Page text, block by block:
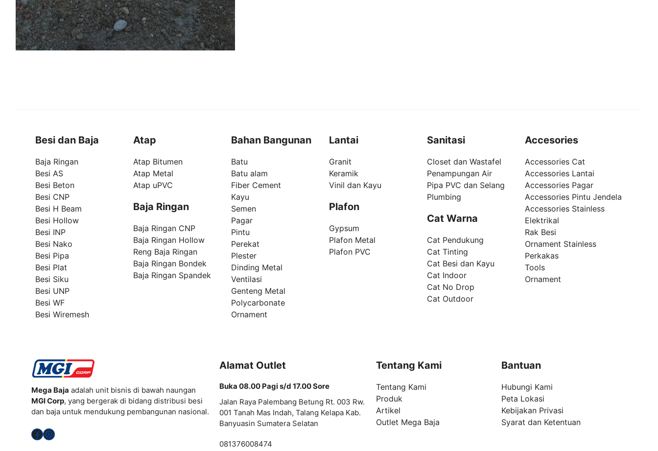
Besi dan Baja
Baja Ringan
Besi AS
Besi Beton
Besi CNP
Besi H Beam
Besi Hollow
Besi INP
Besi Nako
Besi Pipa
Besi Plat
Besi Siku
Besi UNP
Besi WF
Besi Wiremesh
Atap
Atap Bitumen
Atap Metal
Atap uPVC
Baja Ringan
Baja Ringan CNP
Baja Ringan Hollow
Reng Baja Ringan
Baja Ringan Bondek
Baja Ringan Spandek
Bahan Bangunan
Batu
Batu alam
Fiber Cement
Kayu
Semen
Pagar
Pintu
Perekat
Plester
Dinding Metal
Ventilasi
Genteng Metal
Polycarbonate
Ornament
Lantai
Granit
Keramik
Vinil dan Kayu
Plafon
Gypsum
Plafon Metal
Plafon PVC
Sanitasi
Closet dan Wastafel
Penampungan Air
Pipa PVC dan Selang
Plumbing
Cat Warna
Cat Pendukung
Cat Tinting
Cat Besi dan Kayu
Cat Indoor
Cat No Drop
Cat Outdoor
Accesories
Accessories Cat
Accessories Lantai
Accessories Pagar
Accessories Pintu Jendela
Accessories Stainless
Elektrikal
Rak Besi
Ornament Stainless
Perkakas
Tools
Ornament
Mega Baja adalah unit bisnis di bawah naungan
MGI Corp, yang bergerak di bidang distribusi besi
dan baja untuk mendukung pembangunan nasional.
Facebook
Instagram
Alamat Outlet
Buka 08.00 Pagi s/d 17.00 Sore
Jalan Raya Palembang Betung Rt. 003 Rw.
001 Tanah Mas Indah, Talang Kelapa Kab.
Banyuasin Sumatera Selatan
081376008474
Tentang Kami
Tentang Kami
Produk
Artikel
Outlet Mega Baja
Bantuan
Hubungi Kami
Peta Lokasi
Kebijakan Privasi
Syarat dan Ketentuan